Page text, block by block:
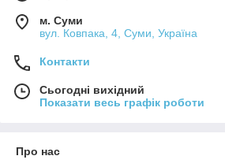
м. Суми
вул. Ковпака, 4, Суми, Україна
Контакти
Сьогодні вихідний
Показати весь графік роботи
Про нас